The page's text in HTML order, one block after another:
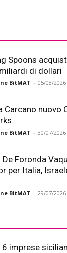
Spoons
di dollari
BitMAT - 05/08/2026
Carcano nuovo
BitMAT - 30/07/2026
De Foronda
per Italia,
BitMAT - 29/07/2026
6 imprese